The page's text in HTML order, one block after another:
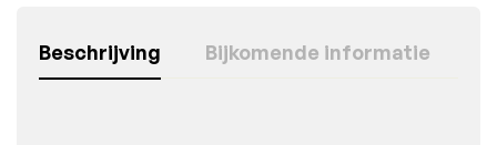
Beschrijving Bijkomende informatie